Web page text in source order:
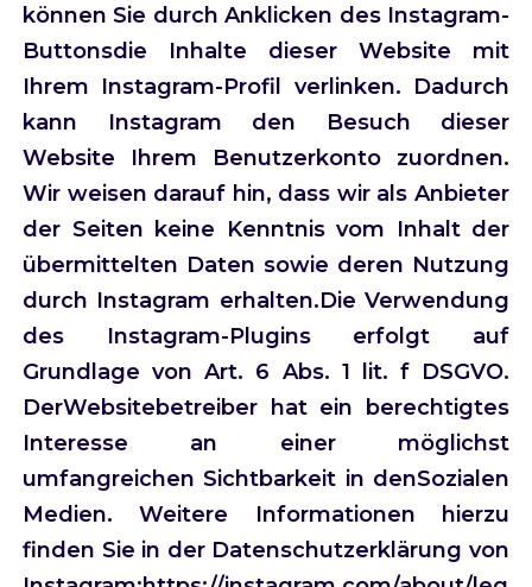
können Sie durch Anklicken des Instagram-
Buttonsdie Inhalte dieser Website mit
Ihrem Instagram-Profil verlinken. Dadurch
kann Instagram den Besuch dieser
Website Ihrem Benutzerkonto zuordnen.
Wir weisen darauf hin, dass wir als Anbieter
der Seiten keine Kenntnis vom Inhalt der
übermittelten Daten sowie deren Nutzung
durch Instagram erhalten.Die Verwendung
des Instagram-Plugins erfolgt auf
Grundlage von Art. 6 Abs. 1 lit. f DSGVO.
DerWebsitebetreiber hat ein berechtigtes
Interesse an einer möglichst
umfangreichen Sichtbarkeit in denSozialen
Medien. Weitere Informationen hierzu
finden Sie in der Datenschutzerklärung von